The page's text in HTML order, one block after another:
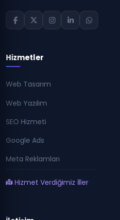
Hizmetler
Web Tasarım
Web Yazılım
SEO Hizmeti
Google Ads
Meta Reklamları
Hizmet Verdiğimiz İller